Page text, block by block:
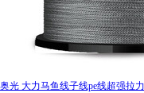
奥光 大力马鱼线子线pe线超强拉